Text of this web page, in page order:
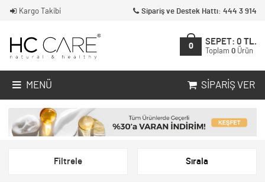
Kargo Takibi Sipariş ve Destek Hattı: 444 3 914
0
SEPET: 0 TL.
Toplam 0 Ürün
MENÜ SIPARIŞ VER
Filtrele Sırala